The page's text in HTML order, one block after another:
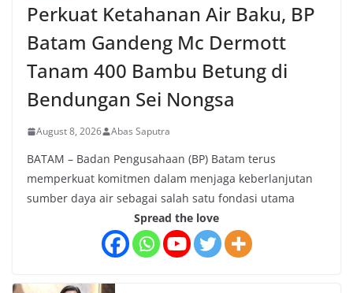
Perkuat Ketahanan Air Baku, BP
Batam Gandeng Mc Dermott
Tanam 400 Bambu Betung di
Bendungan Sei Nongsa
August 8, 2026 Abas Saputra
BATAM – Badan Pengusahaan (BP) Batam terus
memperkuat komitmen dalam menjaga keberlanjutan
sumber daya air sebagai salah satu fondasi utama
Spread the love